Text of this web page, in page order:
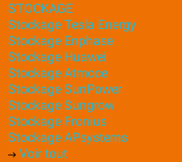
STOCKAGE
Stockage Tesla Energy
Stockage Enphase
Stockage Huawei
Stockage Atmoce
Stockage SunPower
Stockage Sungrow
Stockage Fronius
Stockage APsystems
Voir tout